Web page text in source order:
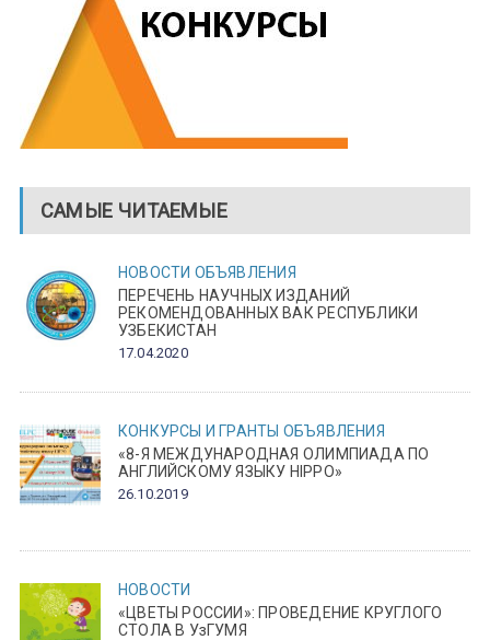
САМЫЕ ЧИТАЕМЫЕ
НОВОСТИ ОБЪЯВЛЕНИЯ
ПЕРЕЧЕНЬ НАУЧНЫХ ИЗДАНИЙ
РЕКОМЕНДОВАННЫХ ВАК РЕСПУБЛИКИ
УЗБЕКИСТАН
17.04.2020
КОНКУРСЫ И ГРАНТЫ ОБЪЯВЛЕНИЯ
«8-Я МЕЖДУНАРОДНАЯ ОЛИМПИАДА ПО
АНГЛИЙСКОМУ ЯЗЫКУ HIPPO»
26.10.2019
НОВОСТИ
«ЦВЕТЫ РОССИИ»: ПРОВЕДЕНИЕ КРУГЛОГО
СТОЛА В УзГУМЯ